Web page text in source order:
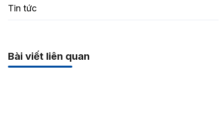
Tin tức
Bài viết liên quan